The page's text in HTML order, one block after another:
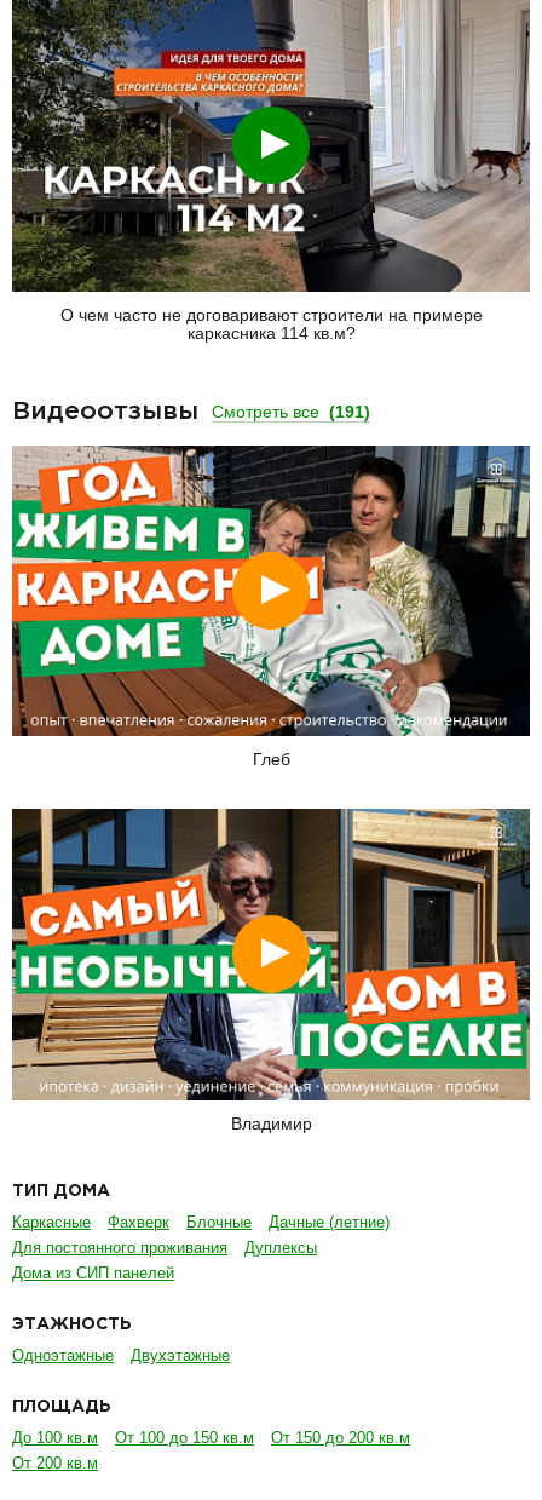
Смотреть
О чем часто не договаривают строители на примере
каркасника 114 кв.м?
Видеоотзывы Смотреть все (191)
Смотреть
Глеб
Смотреть
Владимир
ТИП ДОМА
Каркасные Фахверк Блочные
Дачные (летние)
Для постоянного проживания
Дуплексы
Дома из СИП панелей
ЭТАЖНОСТЬ
Одноэтажные Двухэтажные
ПЛОЩАДЬ
До 100 кв.м От 100 до 150 кв.м
От 150 до 200 кв.м
От 200 кв.м